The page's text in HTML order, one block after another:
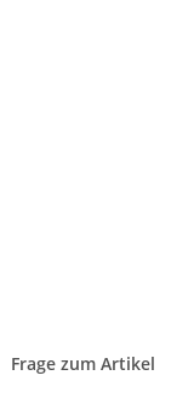
Frage zum Artikel